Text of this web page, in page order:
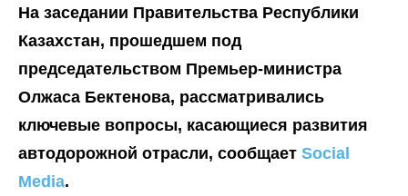
На заседании Правительства Республики
Казахстан, прошедшем под
председательством Премьер-министра
Олжаса Бектенова, рассматривались
ключевые вопросы, касающиеся развития
автодорожной отрасли, сообщает Social
Media.